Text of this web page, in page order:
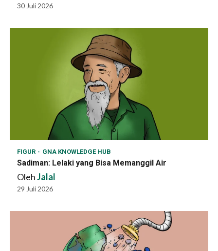
30 Juli 2026
FIGUR GNA KNOWLEDGE HUB
Sadiman: Lelaki yang Bisa Memanggil Air
OlehJalal
29 Juli 2026